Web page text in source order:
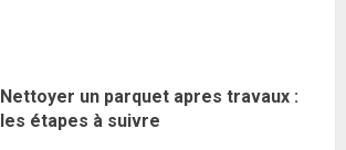
Nettoyer un parquet apres travaux :
les étapes à suivre